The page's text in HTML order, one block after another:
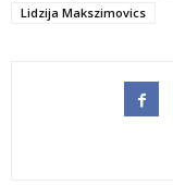
Lidzija Makszimovics